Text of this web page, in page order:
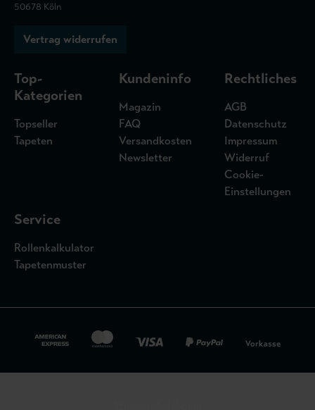
50678 Köln
Vertrag widerrufen
Top-
Kategorien
Topseller
Tapeten
Kundeninfo
Magazin
FAQ
Versandkosten
Newsletter
Rechtliches
AGB
Datenschutz
Impressum
Widerruf
Cookie-
Einstellungen
Service
Rollenkalkulator
Tapetenmuster